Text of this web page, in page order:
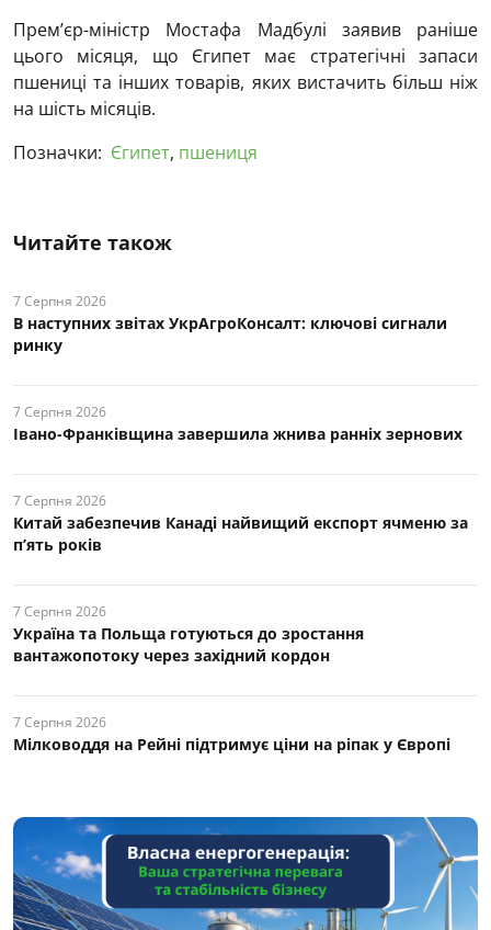
Прем’єр-міністр Мостафа Мадбулі заявив раніше
цього місяця, що Єгипет має стратегічні запаси
пшениці та інших товарів, яких вистачить більш ніж
на шість місяців.
Позначки: Єгипет, пшениця
Читайте також
7 Серпня 2026
В наступних звітах УкрАгроКонсалт: ключові cигнали
ринку
7 Серпня 2026
Івано-Франківщина завершила жнива ранніх зернових
7 Серпня 2026
Китай забезпечив Канаді найвищий експорт ячменю за
п’ять років
7 Серпня 2026
Україна та Польща готуються до зростання
вантажопотоку через західний кордон
7 Серпня 2026
Мілководдя на Рейні підтримує ціни на ріпак у Європі